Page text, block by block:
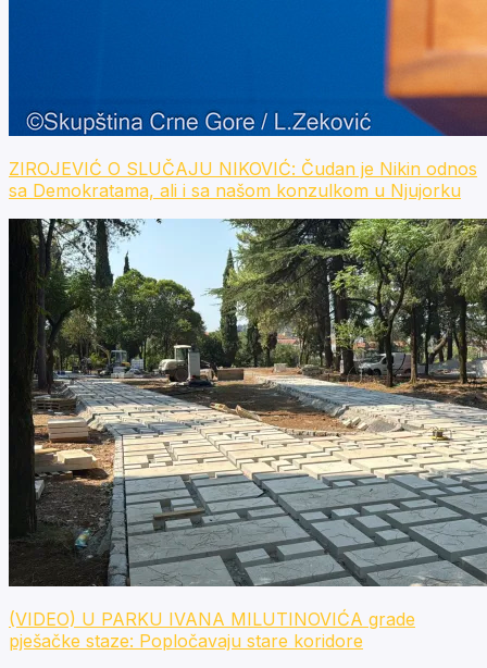
ZIROJEVIĆ O SLUČAJU NIKOVIĆ: Čudan je Nikin odnos
sa Demokratama, ali i sa našom konzulkom u Njujorku
(VIDEO) U PARKU IVANA MILUTINOVIĆA grade
pješačke staze: Popločavaju stare koridore